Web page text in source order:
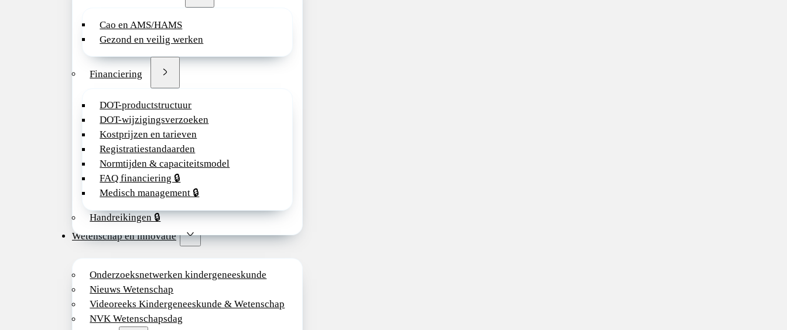
Cao en AMS/HAMS
Gezond en veilig werken
Financiering
DOT-productstructuur
DOT-wijzigingsverzoeken
Kostprijzen en tarieven
Registratiestandaarden
Normtijden & capaciteitsmodel
FAQ financiering 🔒
Medisch management 🔒
Handreikingen 🔒
Wetenschap en innovatie
Onderzoeksnetwerken kindergeneeskunde
Nieuws Wetenschap
Videoreeks Kindergeneeskunde & Wetenschap
NVK Wetenschapsdag